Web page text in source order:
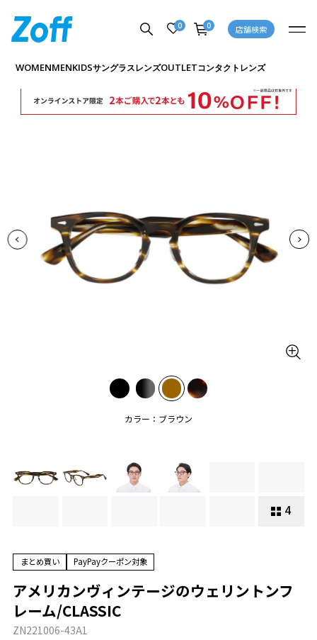
0 0 店舗検索
WOMENMENKIDSサングラスレンズOUTLETコンタクトレンズ
カラー：ブラウン
4
商品詳細ページへ
まとめ買い PayPayクーポン対象
アメリカンヴィンテージのウェリントンフ
レーム/CLASSIC
ZN221006-43A1